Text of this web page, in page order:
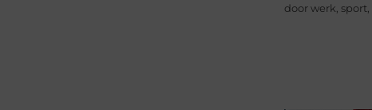
door werk,